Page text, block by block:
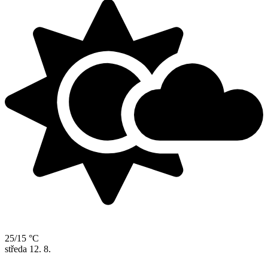
25/15 °C
středa 12. 8.